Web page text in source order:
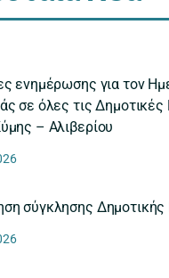
ενημέρωσης για τον
σε όλες τις Δημοτικές
– Αλιβερίου
σύγκλησης Δημοτικής